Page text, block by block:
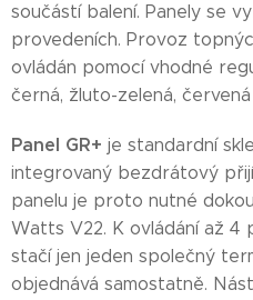
součástí balení. Panely se
provedeních. Provoz
ovládán pomocí vhodné
černá, žluto-zelená,
Panel GR+ je standardní
integrovaný bezdrátový
panelu je proto nutné
Watts V22. K ovládání až 4
stačí jen jeden společný
objednává samostatně.